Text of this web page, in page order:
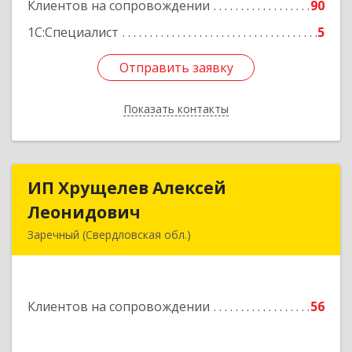
Клиентов на сопровождении
90
1С:Специалист
5
Отправить заявку
Показать контакты
Отправить заявку
Назад
ИП Хрущелев Алексей
Леонидович
Заречный (Свердловская обл.)
Клиентов на сопровождении 56
ИП Хрущелев Алексей
Подробнее